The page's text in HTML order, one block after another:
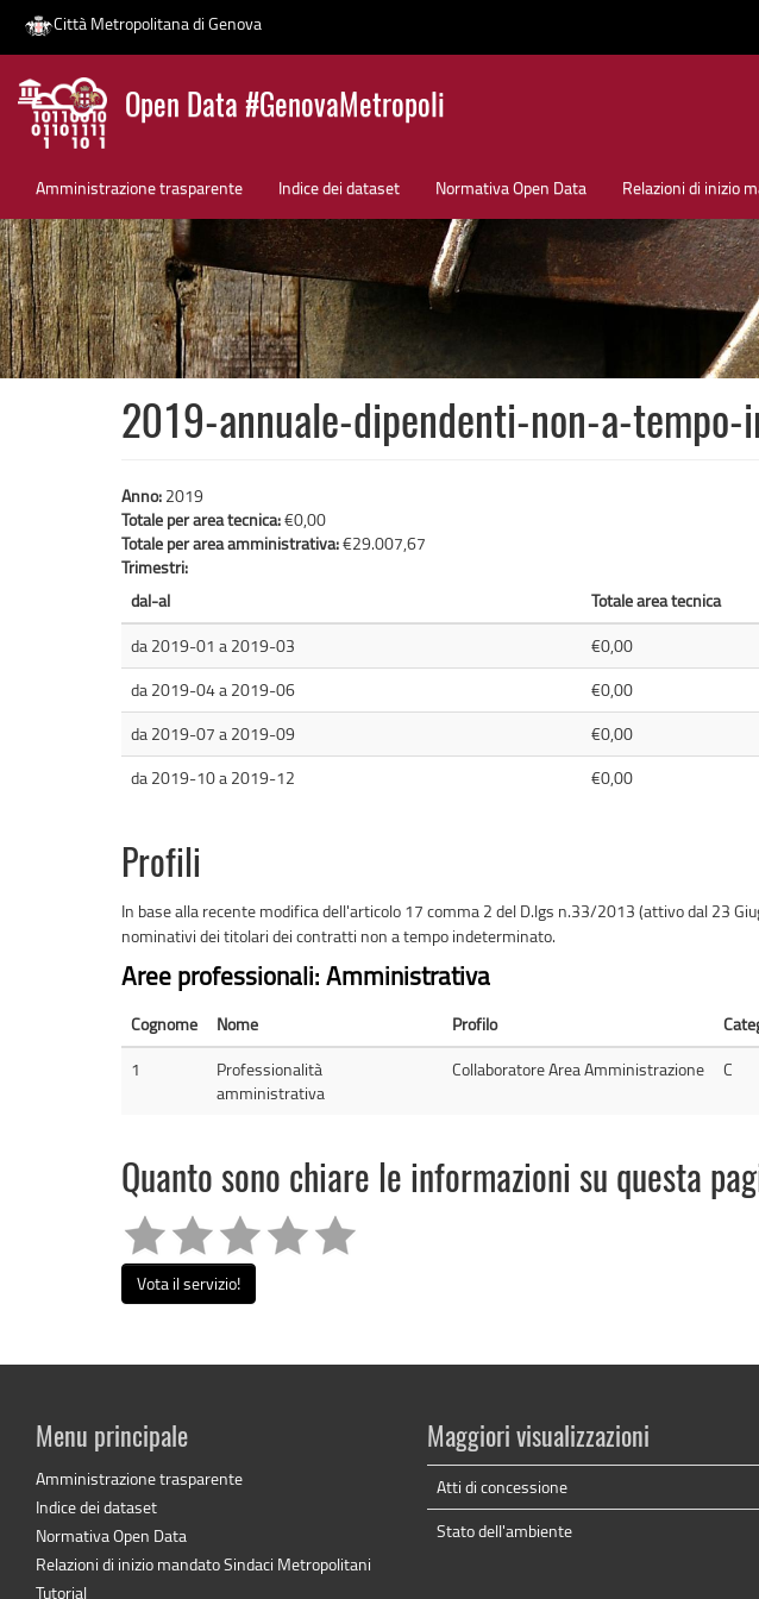
Salta
contenuto
Città Metropolitana di Genova
Open Data #GenovaMetropoli
Amministrazione trasparente Indice dei dataset Normativa Open Data Relazioni di inizio
News
2019-annuale-dipendenti-non-a-tempo-
Anno: 2019
Totale per area tecnica:€0,00
Totale per area amministrativa:€29.007,67
Trimestri:
dal-al
Totale area tecnica
da 2019-01 a 2019-03 €0,00
da 2019-04a 2019-06 €0,00
da 2019-07 a 2019-09 €0,00
da 2019-10a 2019-12 €0,00
Profili
In base alla recente modifica dell'articolo 17 comma 2 del D.lgs n.33/2013 (attivo dal 23
nominativi dei titolari dei contratti non a tempo indeterminato.
Aree professionali: Amministrativa
Cognome Nome Profilo
1
Professionalità
amministrativa
Collaboratore Area Amministrazione C
Quanto sono chiare le informazioni su questa
Vota il servizio!
Menu principale
Amministrazione trasparente
Indice dei dataset
Normativa Open Data
Relazioni di inizio mandato Sindaci Metropolitani
Tutorial
Maggiori visualizzazioni
Atti di concessione
Stato dell'ambiente